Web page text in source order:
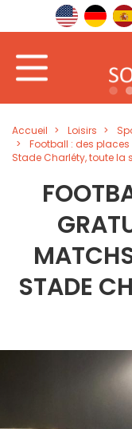
Accueil Loisirs
Football : des
Stade Charléty, toute la
STADE